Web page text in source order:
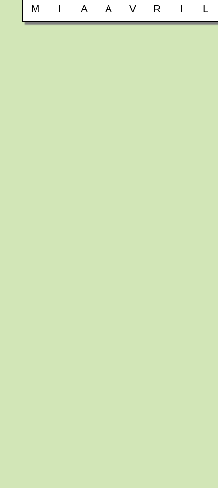
M I A A V R I L